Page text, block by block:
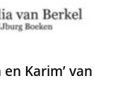
Karim’ van